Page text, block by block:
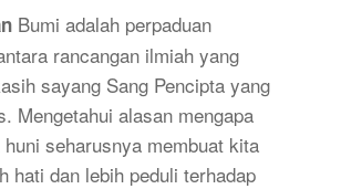
Bumi adalah perpaduan
rancangan ilmiah yang
sayang Sang Pencipta yang
Mengetahui alasan mengapa
seharusnya membuat kita
hati dan lebih peduli terhadap